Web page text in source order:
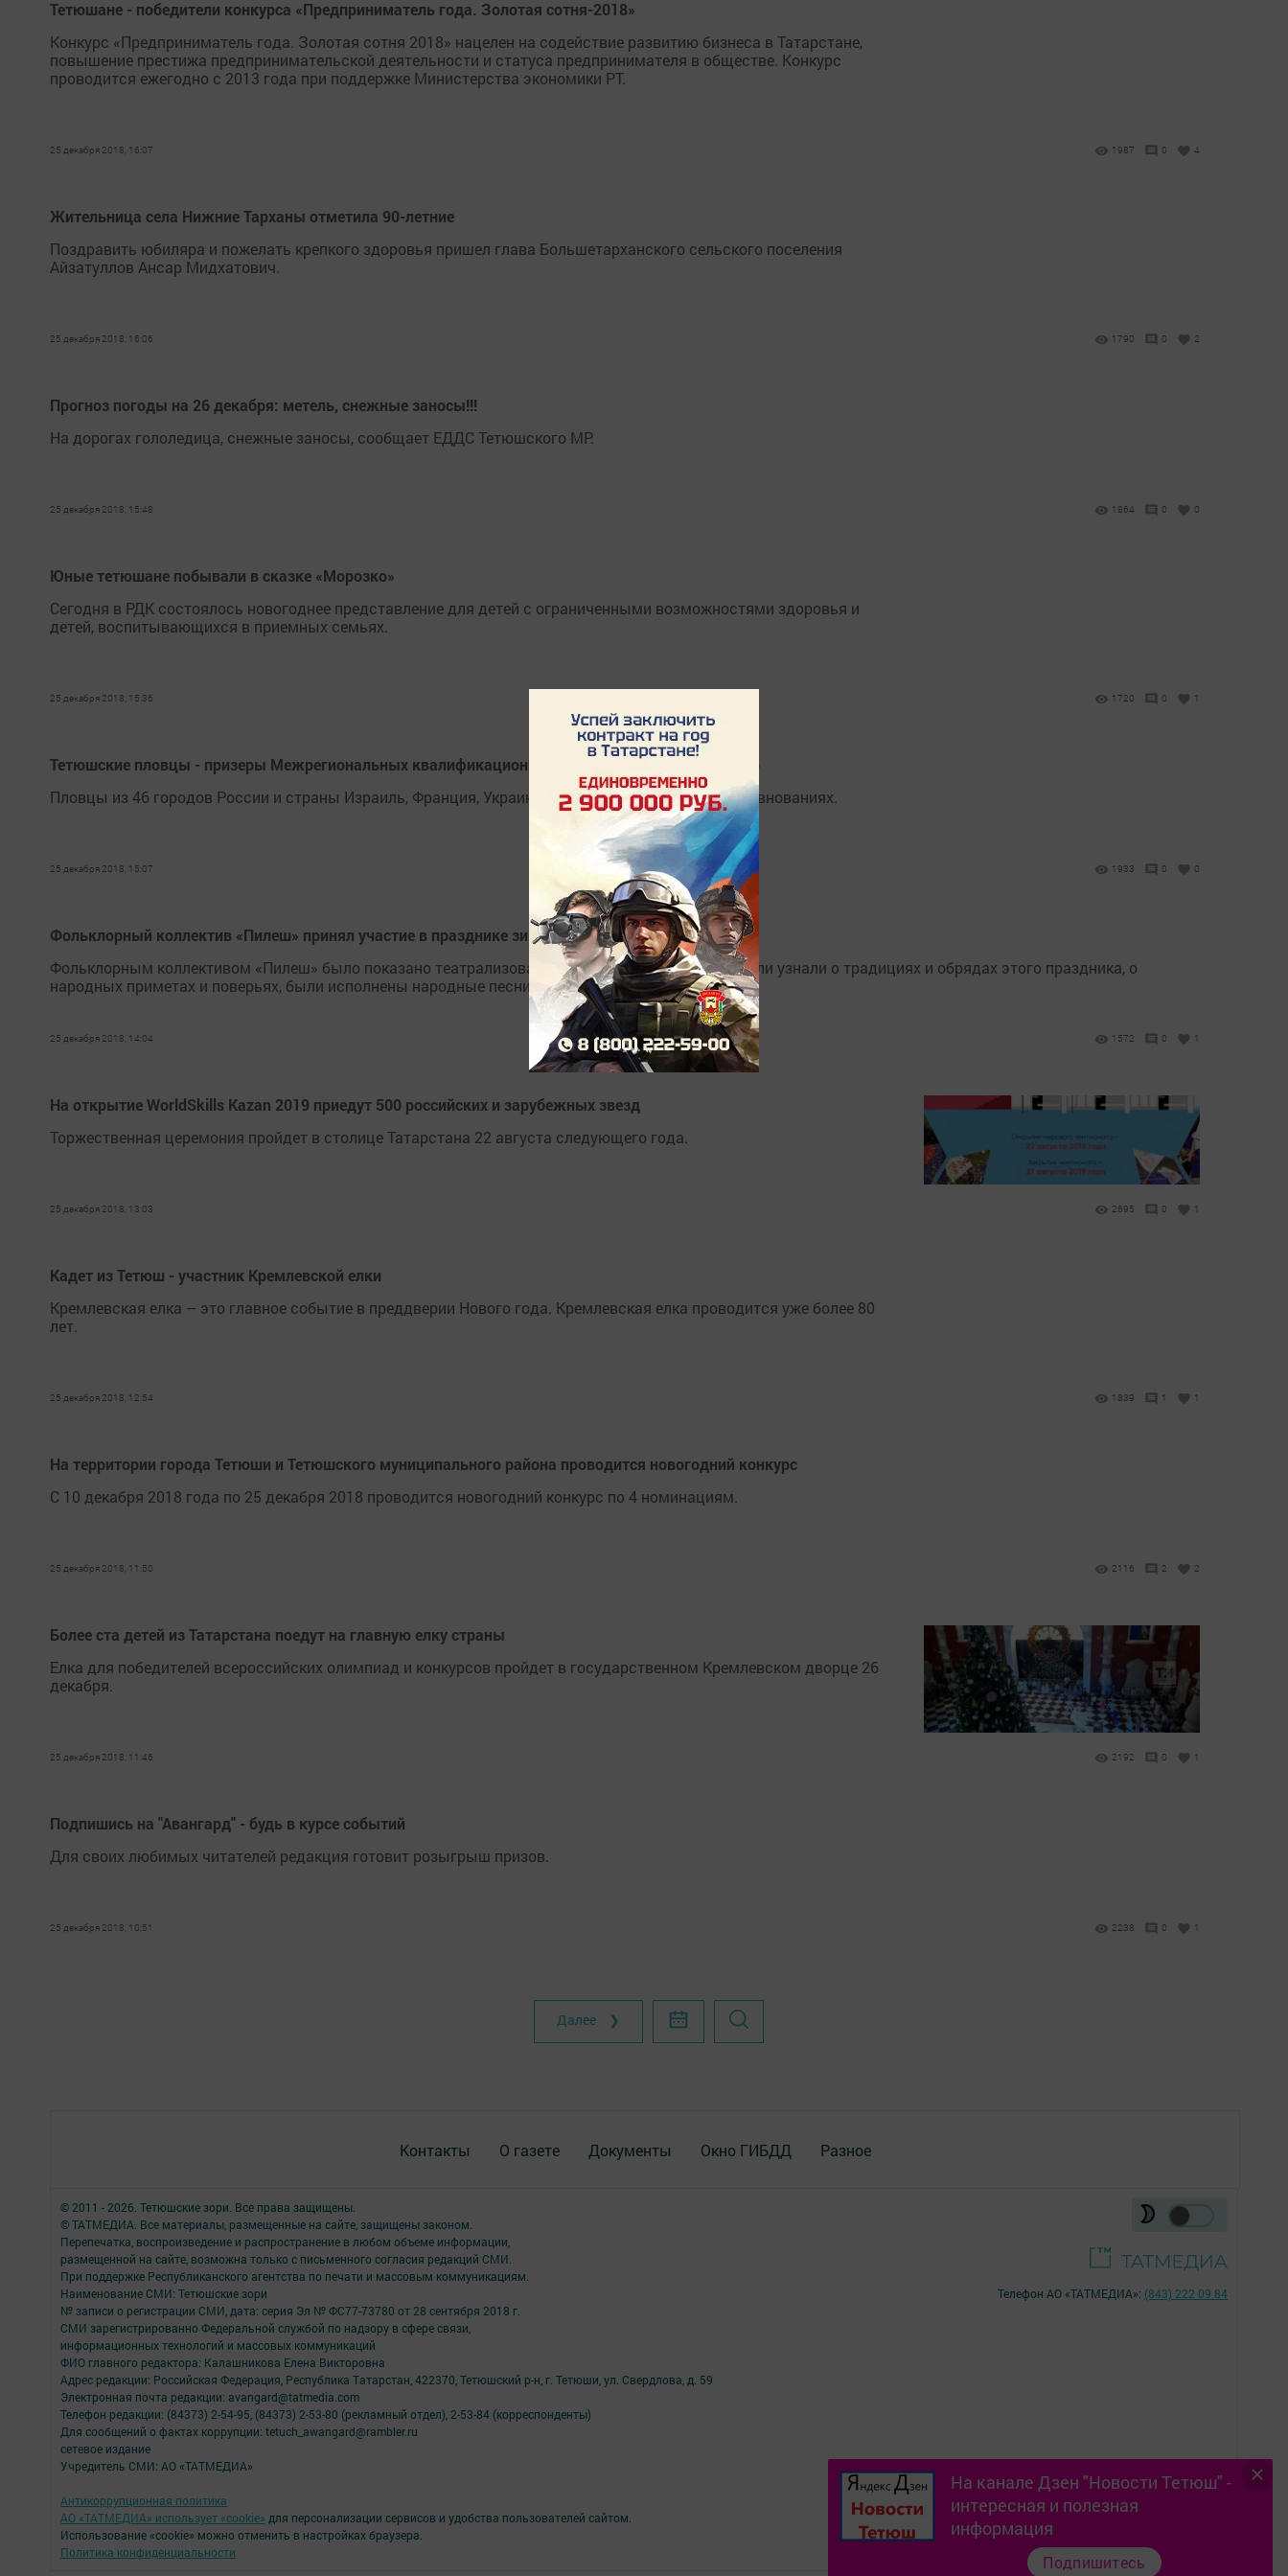
Тетюшане - победители конкурса «Предприниматель года. Золотая сотня-2018»
Конкурс «Предприниматель года. Золотая сотня 2018» нацелен на содействие развитию бизнеса в Татарстане,
повышение престижа предпринимательской деятельности и статуса предпринимателя в обществе. Конкурс
проводится ежегодно с 2013 года при поддержке Министерства экономики РТ.
25 декабря 2018, 16:07 1987 0 4
Жительница села Нижние Тарханы отметила 90-летние
Поздравить юбиляра и пожелать крепкого здоровья пришел глава Большетарханского сельского поселения
Айзатуллов Ансар Мидхатович.
25 декабря 2018, 16:06 1790 0 2
Прогноз погоды на 26 декабря: метель, снежные заносы!!!
На дорогах гололедица, снежные заносы, сообщает ЕДДС Тетюшского МР.
25 декабря 2018, 15:48 1864 0 0
Юные тетюшане побывали в сказке «Морозко»
Сегодня в РДК состоялось новогоднее представление для детей с ограниченными возможностями здоровья и
детей, воспитывающихся в приемных семьях.
25 декабря 2018, 15:36 1720 0 1
Тетюшские пловцы - призеры Межрегиональных квалификационных соревнований по плаванию
Пловцы из 46 городов России и страны Израиль, Франция, Украина участвовали на данных соревнованиях.
25 декабря 2018, 15:07 1933 0 0
Фольклорный коллектив «Пилеш» принял участие в празднике зимнего Миколы
Фольклорным коллективом «Пилеш» было показано театрализованное представление, где зрители узнали о традициях и обрядах этого праздника, о
народных приметах и поверьях, были исполнены народные песни, частушки.
25 декабря 2018, 14:04 1572 0 1
На открытие WorldSkills Kazan 2019 приедут 500 российских и зарубежных звезд
Торжественная церемония пройдет в столице Татарстана 22 августа следующего года.
25 декабря 2018, 13:03 2695 0 1
Кадет из Тетюш - участник Кремлевской елки
Кремлевская елка – это главное событие в преддверии Нового года. Кремлевская елка проводится уже более 80
лет.
25 декабря 2018, 12:54 1839 1 1
На территории города Тетюши и Тетюшского муниципального района проводится новогодний конкурс
С 10 декабря 2018 года по 25 декабря 2018 проводится новогодний конкурс по 4 номинациям.
25 декабря 2018, 11:50 2116 2 2
Более ста детей из Татарстана поедут на главную елку страны
Елка для победителей всероссийских олимпиад и конкурсов пройдет в государственном Кремлевском дворце 26
декабря.
25 декабря 2018, 11:46 2192 0 1
Подпишись на "Авангард" - будь в курсе событий
Для своих любимых читателей редакция готовит розыгрыш ­призов.
25 декабря 2018, 10:51 2238 0 1
Далее ❯
Контакты О газете Документы Окно ГИБДД Разное
На канале Дзен "Новости Тетюш" -
интересная и полезная
информация
Подпишитесь
© 2011 - 2026. Тетюшские зори. Все права защищены.
© ТАТМЕДИА. Все материалы, размещенные на сайте, защищены законом.
Перепечатка, воспроизведение и распространение в любом объеме информации,
размещенной на сайте, возможна только с письменного согласия редакций СМИ.
При поддержке Республиканского агентства по печати и массовым коммуникациям.
Наименование СМИ: Тетюшские зори
№ записи о регистрации СМИ, дата: серия Эл № ФС77-73780 от 28 сентября 2018 г.
СМИ зарегистрированно Федеральной службой по надзору в сфере связи,
информационных технологий и массовых коммуникаций
ФИО главного редактора: Калашникова Елена Викторовна
Адрес редакции: Российская Федерация, Республика Татарстан, 422370, Тетюшский р-н, г. Тетюши, ул. Свердлова, д. 59
Электронная почта редакции: avangard@tatmedia.com
Телефон редакции: (84373) 2-54-95, (84373) 2-53-80 (рекламный отдел), 2-53-84 (корреспонденты)
Для сообщений о фактах коррупции: tetuch_awangard@rambler.ru
сетевое издание
Учредитель СМИ: АО «ТАТМЕДИА»
Антикоррупционная политика
АО «ТАТМЕДИА» использует «cookie» для персонализации сервисов и удобства пользователей сайтом.
Использование «cookie» можно отменить в настройках браузера.
Политика конфиденциальности
Телефон АО «ТАТМЕДИА»: (843) 222 09 84